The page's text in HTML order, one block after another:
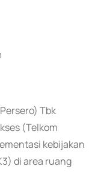
Tbk
(Telkom
kebijakan
di area ruang